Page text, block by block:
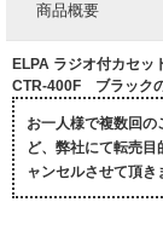
商品概要
ELPA ラジオ付カセッ
CTR-400F ブラック
お一人様で複数回
ど、弊社にて転売
ャンセルさせて頂き